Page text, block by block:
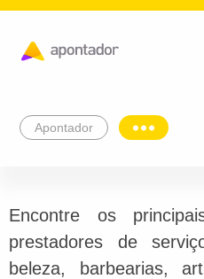
Apontador
Encontre os
prestadores de
beleza, barbearias,